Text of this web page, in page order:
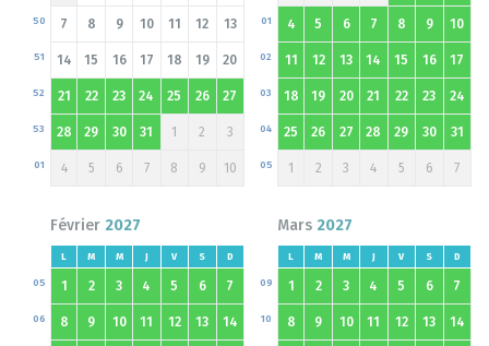
7
50 8 9 10 11 12 13
14
51 15 16 17 18 19 20
21
52 22 23 24 25 26 27
28
53 29 30 31 1 2 3
4
01 5 6 7 8 9 10
4
01 5 6 7 8 9 10
11
02 12 13 14 15 16 17
18
03 19 20 21 22 23 24
25
04 26 27 28 29 30 31
1
05 2 3 4 5 6 7
Février 2027
L M M J V S D
1
05 2 3 4 5 6 7
8
06 9 10 11 12 13 14
Mars 2027
L M M J V S D
1
09 2 3 4 5 6 7
8
10 9 10 11 12 13 14